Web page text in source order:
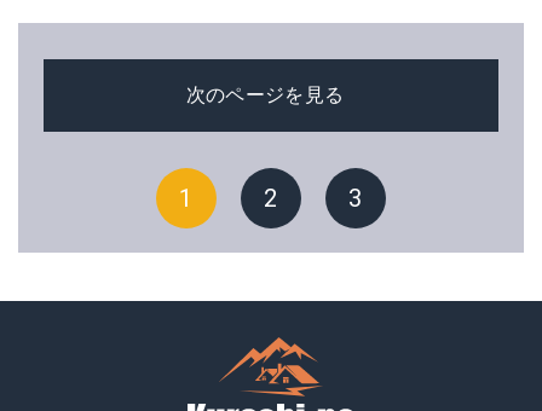
次のページを見る
1 2 3